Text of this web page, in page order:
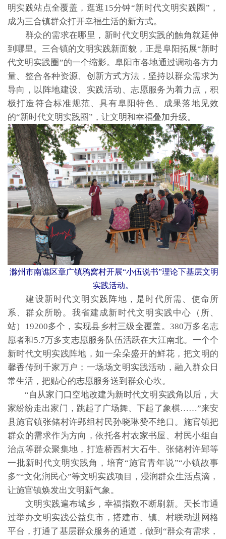
明实践站点全覆盖，逛逛15分钟“新时代文明实践圈”，
成为三合镇群众打开幸福生活的新方式。
群众的需求在哪里，新时代文明实践的触角就延伸
到哪里。三合镇的文明实践新面貌，正是阜阳拓展“新时
代文明实践圈”的一个缩影。阜阳市各地通过调动各方力
量、整合各种资源、创新方式方法，坚持以群众需求为
导向，以阵地建设、实践活动、志愿服务为着力点，积
极打造符合标准规范、具有阜阳特色、成果落地见效
的“新时代文明实践圈”，让文明和幸福叠加升级。
滁州市南谯区章广镇鸦窝村开展“小伍说书”理论下基层文明
实践活动。
建设新时代文明实践阵地，是时代所需、使命所
系、群众所盼。我省建成新时代文明实践中心（所、
站）19200多个，实现县乡村三级全覆盖。380万多名志
愿者和5.7万多支志愿服务队伍活跃在大江南北。一个个
新时代文明实践阵地，如一朵朵盛开的鲜花，把文明的
馨香传到千家万户；一场场文明实践活动，融入群众日
常生活，把贴心的志愿服务送到群众心坎。
“自从家门口空地改建为新时代文明实践角以后，大
家纷纷走出家门，跳起了广场舞、下起了象棋……”来安
县施官镇张储村许郢组村民孙晓琳赞不绝口。施官镇把
群众的需求作为方向，依托各村农家书屋、村民小组自
治点等群众聚集地，打造桥西村大石牛、张储村许郢等
一批新时代文明实践角，培育“施官青年说”“小镇故事
多”“文化润民心”等文明实践项目，浸润群众生活点滴，
让施官镇焕发出文明新气象。
文明实践遍布城乡，幸福指数不断刷新。天长市通
过举办文明实践公益集市，搭建市、镇、村联动进网格
平台，打通了基层群众服务的通道，做到“群众有需求，